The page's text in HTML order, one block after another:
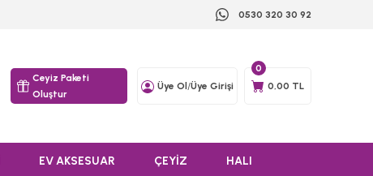
0530 320 30 92
Ceyiz Paketi
Oluştur
Üye Ol /Üye Girişi 0,00 TL
0
EV AKSESUAR ÇEYİZ HALI